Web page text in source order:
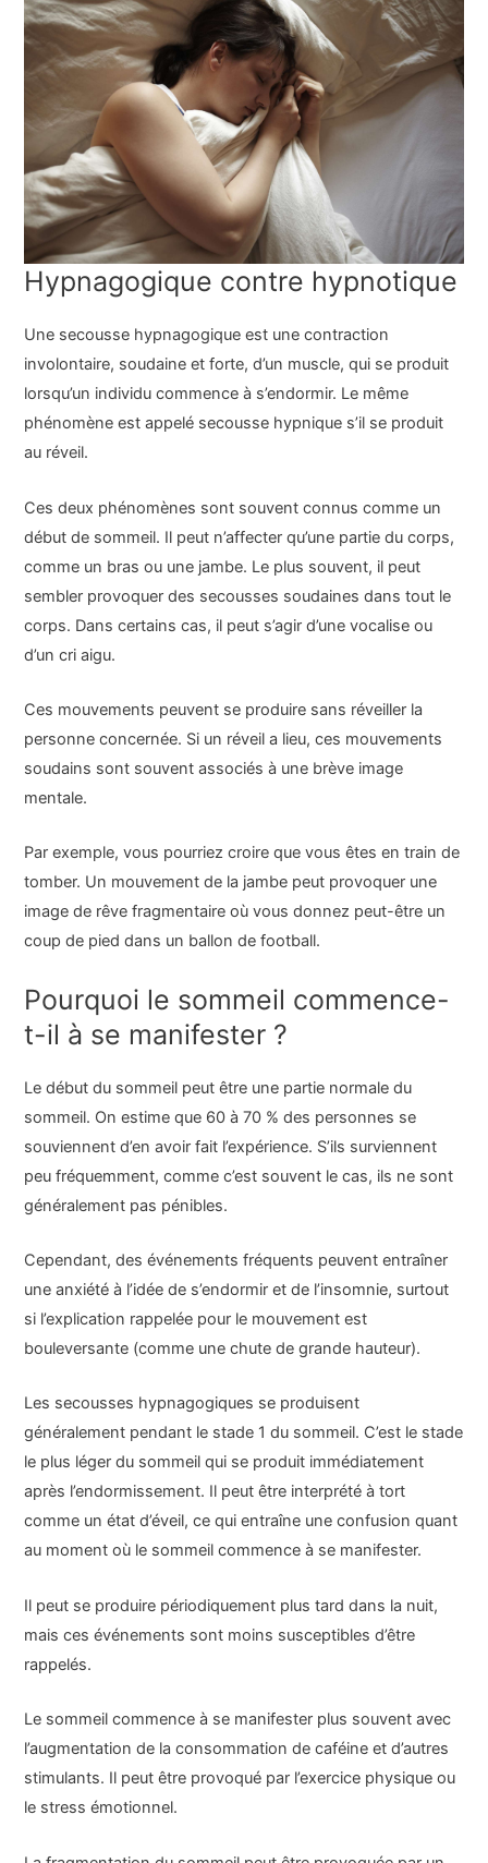
Hypnagogique contre hypnotique
Une secousse hypnagogique est une contraction
involontaire, soudaine et forte, d’un muscle, qui se produit
lorsqu’un individu commence à s’endormir. Le même
phénomène est appelé secousse hypnique s’il se produit
au réveil.
Ces deux phénomènes sont souvent connus comme un
début de sommeil. Il peut n’affecter qu’une partie du corps,
comme un bras ou une jambe. Le plus souvent, il peut
sembler provoquer des secousses soudaines dans tout le
corps. Dans certains cas, il peut s’agir d’une vocalise ou
d’un cri aigu.
Ces mouvements peuvent se produire sans réveiller la
personne concernée. Si un réveil a lieu, ces mouvements
soudains sont souvent associés à une brève image
mentale.
Par exemple, vous pourriez croire que vous êtes en train de
tomber. Un mouvement de la jambe peut provoquer une
image de rêve fragmentaire où vous donnez peut-être un
coup de pied dans un ballon de football.
Pourquoi le sommeil commence-
t-il à se manifester ?
Le début du sommeil peut être une partie normale du
sommeil. On estime que 60 à 70 % des personnes se
souviennent d’en avoir fait l’expérience. S’ils surviennent
peu fréquemment, comme c’est souvent le cas, ils ne sont
généralement pas pénibles.
Cependant, des événements fréquents peuvent entraîner
une anxiété à l’idée de s’endormir et de l’insomnie, surtout
si l’explication rappelée pour le mouvement est
bouleversante (comme une chute de grande hauteur).
Les secousses hypnagogiques se produisent
généralement pendant le stade 1 du sommeil. C’est le stade
le plus léger du sommeil qui se produit immédiatement
après l’endormissement. Il peut être interprété à tort
comme un état d’éveil, ce qui entraîne une confusion quant
au moment où le sommeil commence à se manifester.
Il peut se produire périodiquement plus tard dans la nuit,
mais ces événements sont moins susceptibles d’être
rappelés.
Le sommeil commence à se manifester plus souvent avec
l’augmentation de la consommation de caféine et d’autres
stimulants. Il peut être provoqué par l’exercice physique ou
le stress émotionnel.